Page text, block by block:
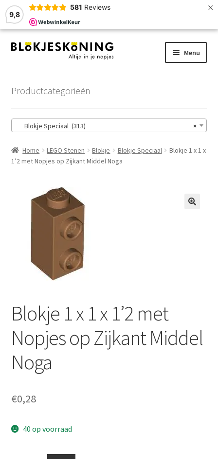
9,8
581 Reviews ×
Ga
Ga
Menu
Winkelmand
Afrekenen
Zoekhulp
Productcategorieën
×
Blokje Speciaal (313)
Home LEGO Stenen Blokje Blokje Speciaal
Blokje 1 x 1 x
1’2 met Nopjes op Zijkant Middel Noga
Blokje 1 x 1 x 1’2 met
Nopjes op Zijkant Middel
Noga
€0,28
40 op voorraad